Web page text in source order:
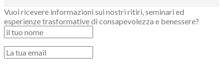
Vuoi ricevere informazioni sui nostri ritiri, seminari ed
esperienze trasformative di consapevolezza e benessere?